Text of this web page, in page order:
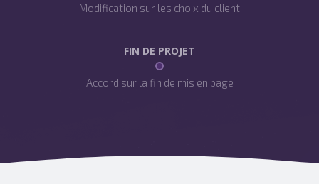
Modification sur les choix du client
FIN DE PROJET
Accord sur la fin de mis en page